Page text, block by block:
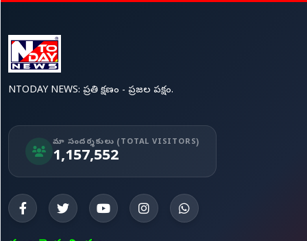
NTODAY NEWS: ప్రతి క్షణం - ప్రజల పక్షం.
మా సందర్శకులు (TOTAL VISITORS)
1,157,552